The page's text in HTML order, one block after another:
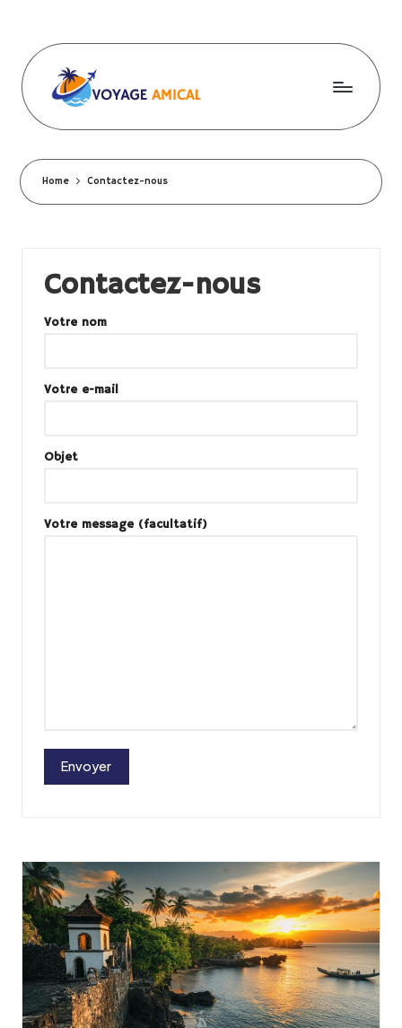
content
V
o
y
a
e
a
al
Home Contactez-nous
Contactez-nous
Votre nom
Votre e-mail
Objet
Votre message (facultatif)